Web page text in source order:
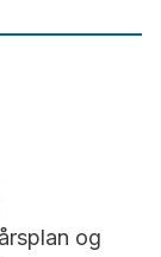
og